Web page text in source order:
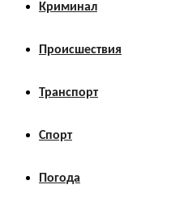
Криминал
Происшествия
Транспорт
Спорт
Погода